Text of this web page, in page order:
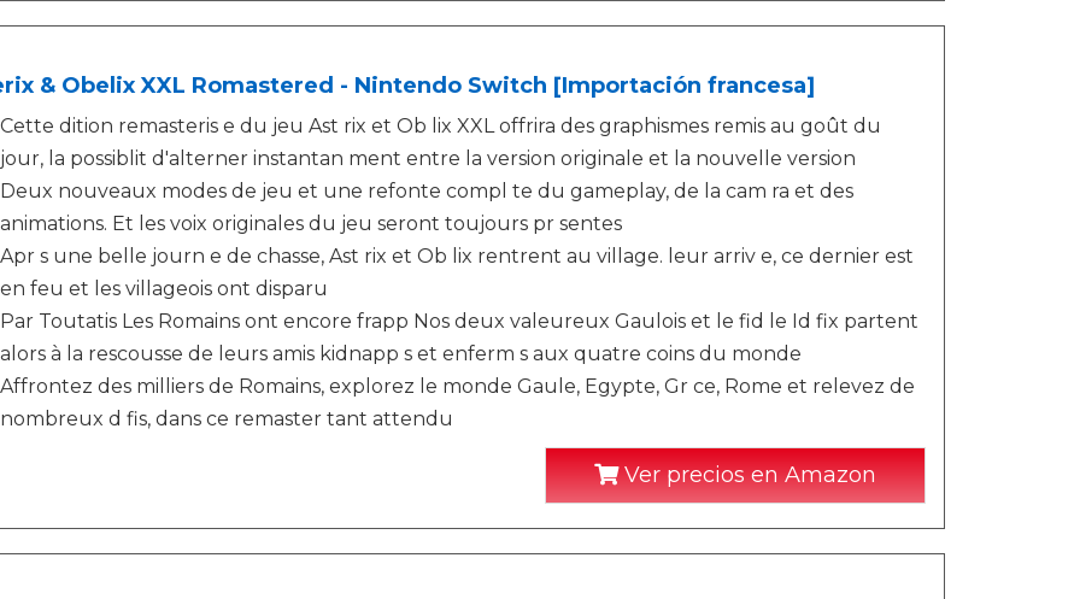
& Obelix XXL Romastered - Nintendo Switch [Importación francesa]
Cette dition remasteris e du jeu Ast rix et Ob lix XXL offrira des graphismes remis au goût du
jour, la possiblit d'alterner instantan ment entre la version originale et la nouvelle version
Deux nouveaux modes de jeu et une refonte compl te du gameplay, de la cam ra et des
animations. Et les voix originales du jeu seront toujours pr sentes
Apr s une belle journ e de chasse, Ast rix et Ob lix rentrent au village. leur arriv e, ce dernier est
en feu et les villageois ont disparu
Par Toutatis Les Romains ont encore frapp Nos deux valeureux Gaulois et le fid le Id fix partent
alors à la rescousse de leurs amis kidnapp s et enferm s aux quatre coins du monde
Affrontez des milliers de Romains, explorez le monde Gaule, Egypte, Gr ce, Rome et relevez de
nombreux d fis, dans ce remaster tant attendu
Ver precios en Amazon